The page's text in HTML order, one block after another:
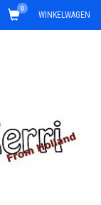
WINKELWAGEN
0